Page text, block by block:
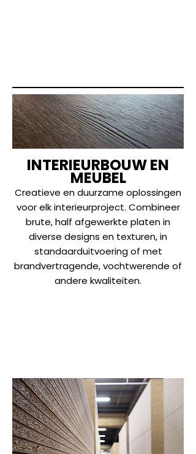
INTERIEURBOUW EN
MEUBEL
Creatieve en duurzame oplossingen
voor elk interieurproject. Combineer
brute, half afgewerkte platen in
diverse designs en texturen, in
standaarduitvoering of met
brandvertragende, vochtwerende of
andere kwaliteiten.